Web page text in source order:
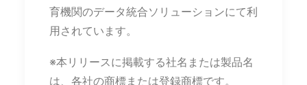
育機関のデータ統合ソリューションにて利
用されています。
※本リリースに掲載する社名または製品名
は、各社の商標または登録商標です。